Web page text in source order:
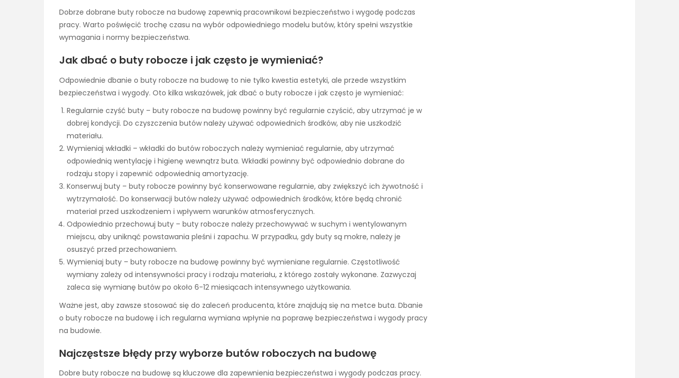
Dobrze dobrane buty robocze na budowę zapewnią pracownikowi bezpieczeństwo i wygodę podczas
pracy. Warto poświęcić trochę czasu na wybór odpowiedniego modelu butów, który spełni wszystkie
wymagania i normy bezpieczeństwa.
Jak dbać o buty robocze i jak często je wymieniać?
Odpowiednie dbanie o buty robocze na budowę to nie tylko kwestia estetyki, ale przede wszystkim
bezpieczeństwa i wygody. Oto kilka wskazówek, jak dbać o buty robocze i jak często je wymieniać:
Regularnie czyść buty – buty robocze na budowę powinny być regularnie czyścić, aby utrzymać je w
dobrej kondycji. Do czyszczenia butów należy używać odpowiednich środków, aby nie uszkodzić
materiału.
Wymieniaj wkładki – wkładki do butów roboczych należy wymieniać regularnie, aby utrzymać
odpowiednią wentylację i higienę wewnątrz buta. Wkładki powinny być odpowiednio dobrane do
rodzaju stopy i zapewnić odpowiednią amortyzację.
Konserwuj buty – buty robocze powinny być konserwowane regularnie, aby zwiększyć ich żywotność i
wytrzymałość. Do konserwacji butów należy używać odpowiednich środków, które będą chronić
materiał przed uszkodzeniem i wpływem warunków atmosferycznych.
Odpowiednio przechowuj buty – buty robocze należy przechowywać w suchym i wentylowanym
miejscu, aby uniknąć powstawania pleśni i zapachu. W przypadku, gdy buty są mokre, należy je
osuszyć przed przechowaniem.
Wymieniaj buty – buty robocze na budowę powinny być wymieniane regularnie. Częstotliwość
wymiany zależy od intensywności pracy i rodzaju materiału, z którego zostały wykonane. Zazwyczaj
zaleca się wymianę butów po około 6-12 miesiącach intensywnego użytkowania.
Ważne jest, aby zawsze stosować się do zaleceń producenta, które znajdują się na metce buta. Dbanie
o buty robocze na budowę i ich regularna wymiana wpłynie na poprawę bezpieczeństwa i wygody pracy
na budowie.
Najczęstsze błędy przy wyborze butów roboczych na budowę
Dobre buty robocze na budowę są kluczowe dla zapewnienia bezpieczeństwa i wygody podczas pracy.